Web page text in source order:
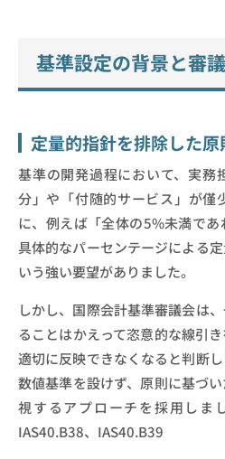
基準設定の背景と審
定量的指針を排除した
基準の開発過程において、実務
分」や「付随的サービス」が僅
に、例えば「全体の5%未満で
具体的なパーセンテージによる
いう強い要望がありました。
しかし、国際会計基準審議会は
ることはかえって恣意的な線引
適切に反映できなくなると判断
数値基準を設けず、原則に基づ
視するアプローチを採用しま
IAS40.B38、IAS40.B39